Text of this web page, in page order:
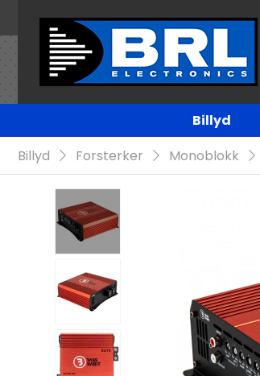
Billyd
Billyd
Forsterker Monoblokk